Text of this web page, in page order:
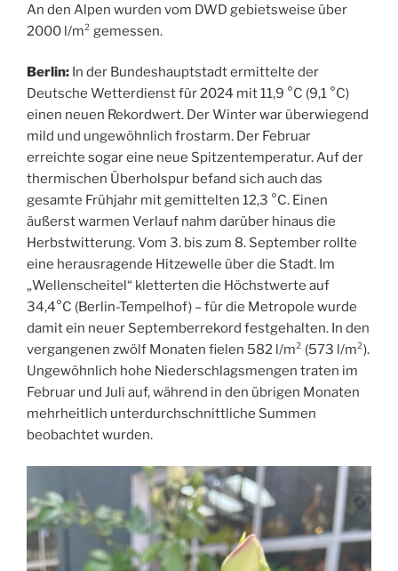
An den Alpen wurden vom DWD gebietsweise über
2000 l/m² gemessen.
Berlin: In der Bundeshauptstadt ermittelte der
Deutsche Wetterdienst für 2024 mit 11,9 °C (9,1 °C)
einen neuen Rekordwert. Der Winter war überwiegend
mild und ungewöhnlich frostarm. Der Februar
erreichte sogar eine neue Spitzentemperatur. Auf der
thermischen Überholspur befand sich auch das
gesamte Frühjahr mit gemittelten 12,3 °C. Einen
äußerst warmen Verlauf nahm darüber hinaus die
Herbstwitterung. Vom 3. bis zum 8. September rollte
eine herausragende Hitzewelle über die Stadt. Im
„Wellenscheitel“ kletterten die Höchstwerte auf
34,4°C (Berlin-Tempelhof) – für die Metropole wurde
damit ein neuer Septemberrekord festgehalten. In den
vergangenen zwölf Monaten fielen 582 l/m² (573 l/m²).
Ungewöhnlich hohe Niederschlagsmengen traten im
Februar und Juli auf, während in den übrigen Monaten
mehrheitlich unterdurchschnittliche Summen
beobachtet wurden.